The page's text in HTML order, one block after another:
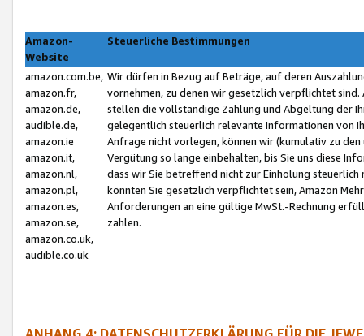
Amazon-
Website
Steuerliche Bestimmungen
amazon.com.be,
amazon.fr,
amazon.de,
audible.de,
amazon.ie
amazon.it,
amazon.nl,
amazon.pl,
amazon.es,
amazon.se,
amazon.co.uk,
audible.co.uk
Wir dürfen in Bezug auf Beträge, auf deren
vornehmen, zu denen wir gesetzlich verpflichtet
stellen die vollständige Zahlung und Abgeltung der
gelegentlich steuerlich relevante Informationen von
Anfrage nicht vorlegen, können wir (kumulativ zu
Vergütung so lange einbehalten, bis Sie uns diese
dass wir Sie betreffend nicht zur Einholung
könnten Sie gesetzlich verpflichtet sein, Amazon
Anforderungen an eine gültige MwSt.-Rechnung
zahlen.